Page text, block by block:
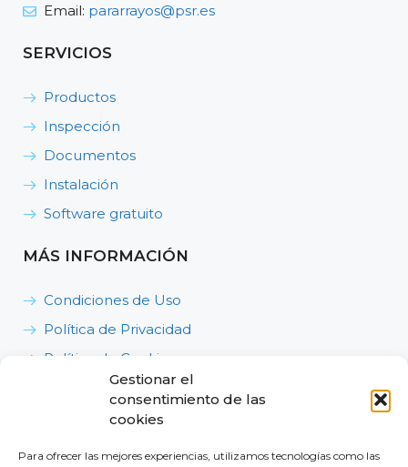
Gestionar el
consentimiento de las
cookies
Para ofrecer las mejores experiencias, utilizamos tecnologías como las
Email: pararrayos@psr.es
SERVICIOS
Productos
Inspección
Documentos
Instalación
Software gratuito
MÁS INFORMACIÓN
Condiciones de Uso
Política de Privacidad
Política de Cookies
Política de Calidad, Medioambiente y Seguridad y
Salud en el Trabajo